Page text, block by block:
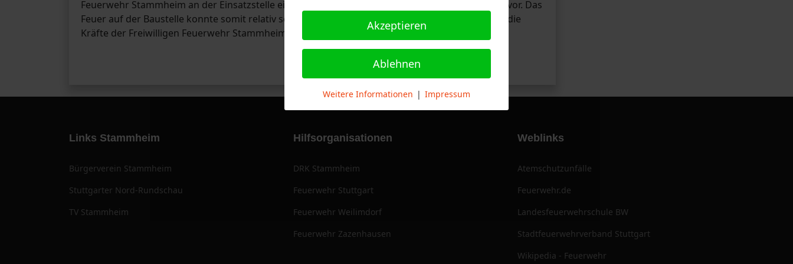
Feuerwehr Stammheim an der Einsatzstelle eintrafen, nahmen ein Rohr zur Brandbekämpfung vor. Das
Feuer auf der Baustelle konnte somit relativ schnell gelöscht werden. Somit war der Einsatz für die
Kräfte der Freiwilligen Feuerwehr Stammheim nach etwas mehr als 20 Minuten beendet.
Links Stammheim
Bürgerverein Stammheim
Stuttgarter Nord-Rundschau
TV Stammheim
Hilfsorganisationen
DRK Stammheim
Feuerwehr Stuttgart
Feuerwehr Weilimdorf
Feuerwehr Zazenhausen
Weblinks
Atemschutzunfälle
Feuerwehr.de
Landesfeuerwehrschule BW
Stadtfeuerwehrverband Stuttgart
Wikipedia - Feuerwehr
Akzeptieren
Ablehnen
Weitere Informationen | Impressum